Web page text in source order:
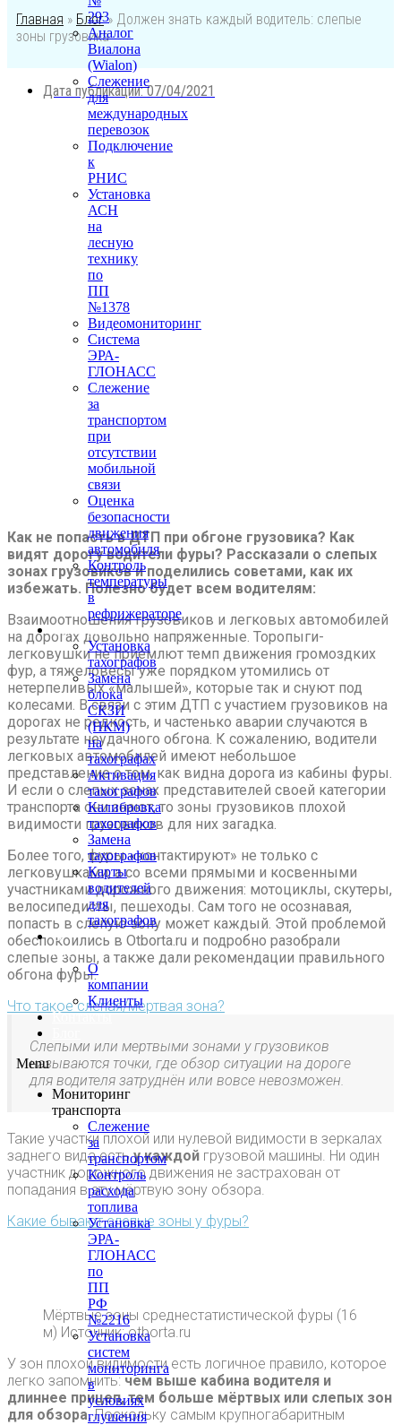
293
Аналог
Виалона
(Wialon)
Слежение
для
международных
перевозок
Подключение
к
РНИС
Установка
АСН
на
лесную
технику
по
ПП
№1378
Видеомониторинг
Система
ЭРА-
ГЛОНАСС
Слежение
за
транспортом
при
отсутствии
мобильной
связи
Оценка
безопасности
движения
автомобиля
Контроль
температуры
в
рефрижераторе
Тахография
Установка
тахографов
Замена
блока
СКЗИ
(НКМ)
на
тахографах
Активация
тахографов
Калибровка
тахографов
Замена
тахографов
Карты
водителей
для
тахографов
О
нас
О
компании
Клиенты
Контакты
Menu
Мониторинг
транспорта
Слежение
за
транспортом
Контроль
расхода
топлива
Установка
ЭРА-
ГЛОНАСС
по
ПП
РФ
№2216
Установка
систем
мониторинга
в
условиях
глушения
Главная » Блог» Должен знать каждый водитель: слепые
зоны грузовика
Дата публикации:07/04/2021
Как не попасть в ДТП при обгоне грузовика? Как
видят дорогу водители фуры? Рассказали о слепых
зонах грузовиков и поделились советами, как их
избежать. Полезно будет всем водителям:
Взаимоотношения грузовиков и легковых автомобилей
на дорогах довольно напряженные. Торопыги-
легковушки не приемлют темп движения громоздких
фур, а тяжеловесы уже порядком утомились от
нетерпеливых «малышей», которые так и снуют под
колесами. В связи с этим ДТП с участием грузовиков на
дорогах не редкость, и частенько аварии случаются в
результате неудачного обгона. К сожалению, водители
легковых автомобилей имеют небольшое
представление о том, как видна дорога из кабины фуры.
И если о слепых зонах представителей своей категории
транспорта они знают, то зоны грузовиков плохой
видимости грузовиков для них загадка.
Более того, фуры «контактируют» не только с
легковушками, а со всеми прямыми и косвенными
участниками дорожного движения: мотоциклы, скутеры,
велосипедисты, пешеходы. Сам того не осознавая,
попасть в слепую зону может каждый. Этой проблемой
обеспокоились в Otborta.ru и подробно разобрали
слепые зоны, а также дали рекомендации правильного
обгона фуры.
Что такое слепая/мертвая зона?
Слепыми или мертвыми зонами у грузовиков
называются точки, где обзор ситуации на дороге
для водителя затруднён или вовсе невозможен.
Такие участки плохой или нулевой видимости в зеркалах
заднего вида естьу каждой грузовой машины. Ни один
участник дорожного движения не застрахован от
попадания в эту мёртвую зону обзора.
Какие бывают слепые зоны у фуры?
Мёртвые зоны среднестатистической фуры (16
м) Источник: otborta.ru
У зон плохой видимости есть логичное правило, которое
легко запомнить:чем выше кабина водителя и
длиннее прицеп, тем больше мёртвых или слепых зон
для обзора.Поскольку самым крупногабаритным